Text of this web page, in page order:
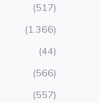
(517)
(1.366)
(44)
(566)
(557)